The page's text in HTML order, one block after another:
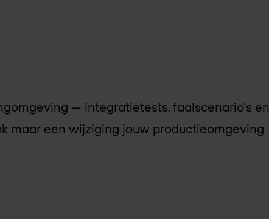
— integratietests, faalscenario's en
maar een wijziging jouw productieomgeving